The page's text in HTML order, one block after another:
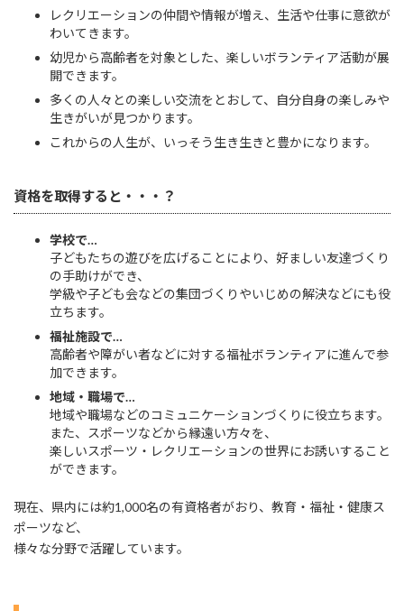
レクリエーションの仲間や情報が増え、生活や仕事に意欲が
わいてきます。
幼児から高齢者を対象とした、楽しいボランティア活動が展
開できます。
多くの人々との楽しい交流をとおして、自分自身の楽しみや
生きがいが見つかります。
これからの人生が、いっそう生き生きと豊かになります。
資格を取得すると・・・？
学校で…
子どもたちの遊びを広げることにより、好ましい友達づくり
の手助けができ、
学級や子ども会などの集団づくりやいじめの解決などにも役
立ちます。
福祉施設で…
高齢者や障がい者などに対する福祉ボランティアに進んで参
加できます。
地域・職場で…
地域や職場などのコミュニケーションづくりに役立ちます。
また、スポーツなどから縁遠い方々を、
楽しいスポーツ・レクリエーションの世界にお誘いすること
ができます。
現在、県内には約1,000名の有資格者がおり、教育・福祉・健康ス
ポーツなど、
様々な分野で活躍しています。